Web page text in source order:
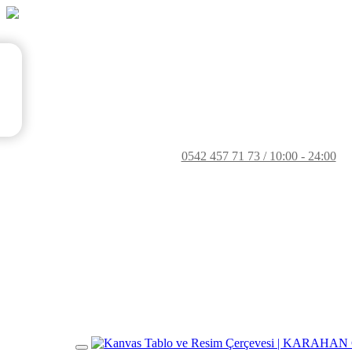
0542 457 71 73 / 10:00 - 24:00